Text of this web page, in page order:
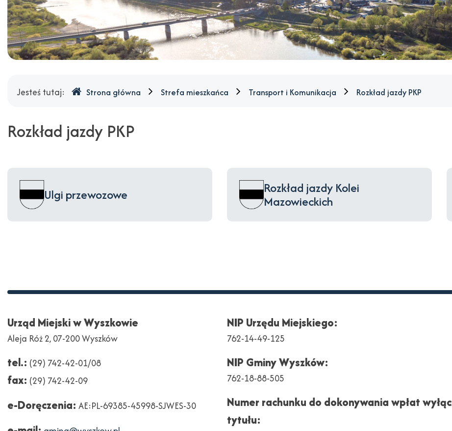
Gdzie
Jesteś tutaj: Strona główna Strefa mieszkańca Transport i Komunikacja Rozkład jazdy PKP
Rozkład jazdy PKP
Ulgi przewozowe
Rozkład jazdy Kolei
Mazowieckich
Stopka
Adres
Urząd Miejski w Wyszkowie
Aleja Róż 2, 07-200 Wyszków
tel.: (29) 742-42-01/08
fax: (29) 742-42-09
e-Doręczenia: AE:PL-69385-45998-SJWES-30
NIP Urzędu Miejskiego:
762-14-49-125
NIP Gminy Wyszków:
762-18-88-505
Numer rachunku do dokonywania wpłat
tytułu: